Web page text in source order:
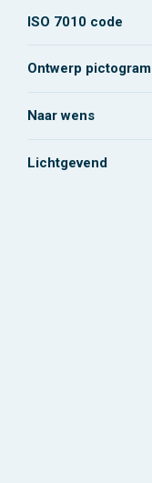
ISO 7010 code
Ontwerp pictogram
Naar wens
Lichtgevend